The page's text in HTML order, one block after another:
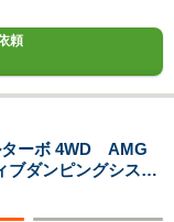
頼
ーボ 4WD AMG
ダンピングシステ
ト ブルメスター
ラー シートヒー